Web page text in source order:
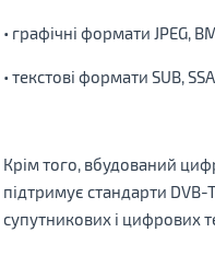
• графічні формати JPEG,
• текстові формати SUB,
Крім того, вбудований
підтримує стандарти DVB-
супутникових і цифрових